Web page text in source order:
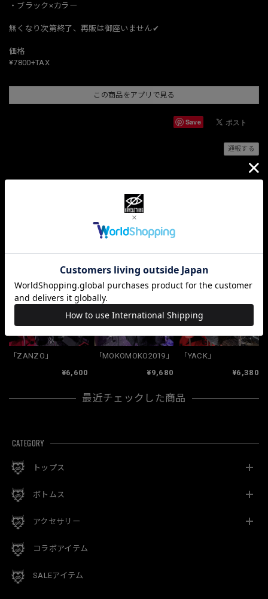
・ブラック×カラー
無くなり次第終了、再販は御座いません✔︎
価格
¥7800+TAX
この商品をアプリで見る
Save
通報する
関連商品
「ZANZO」
¥6,600
「MOKOMOKO2019」
¥9,680
「YACK」
¥6,380
最近チェックした商品
CATEGORY
トップス
ボトムス
アクセサリー
コラボアイテム
SALEアイテム